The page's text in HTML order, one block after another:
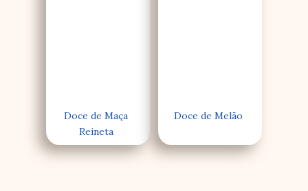
Doce de Maça
Reineta
Doce de Melão